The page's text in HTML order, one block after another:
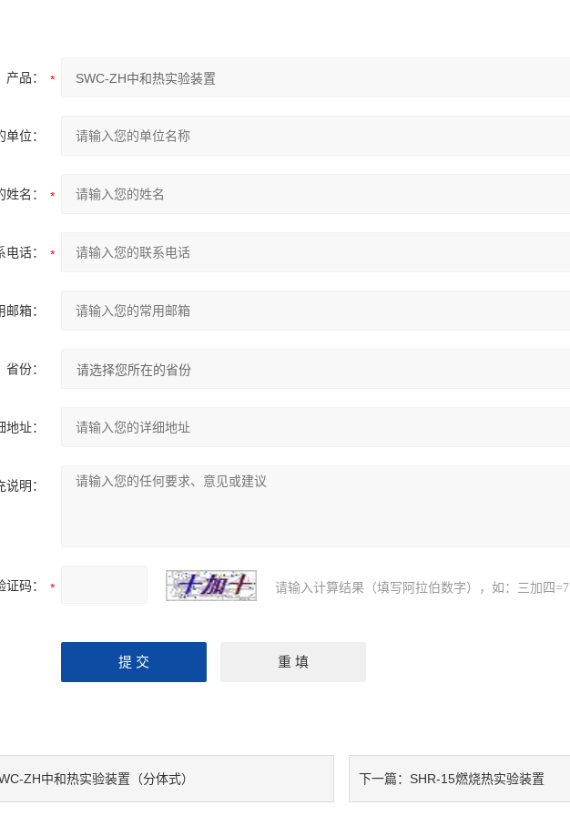
产品：
单位：
姓名：
电话：
邮箱：
省份：
地址：
说明：
证码： 请输入计算结果（填写阿拉伯数字），如：三加四=7
ZH中和热实验装置（分体式） 下一篇： SHR-15燃烧热实验装置